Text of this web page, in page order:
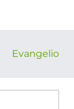
Evangelio